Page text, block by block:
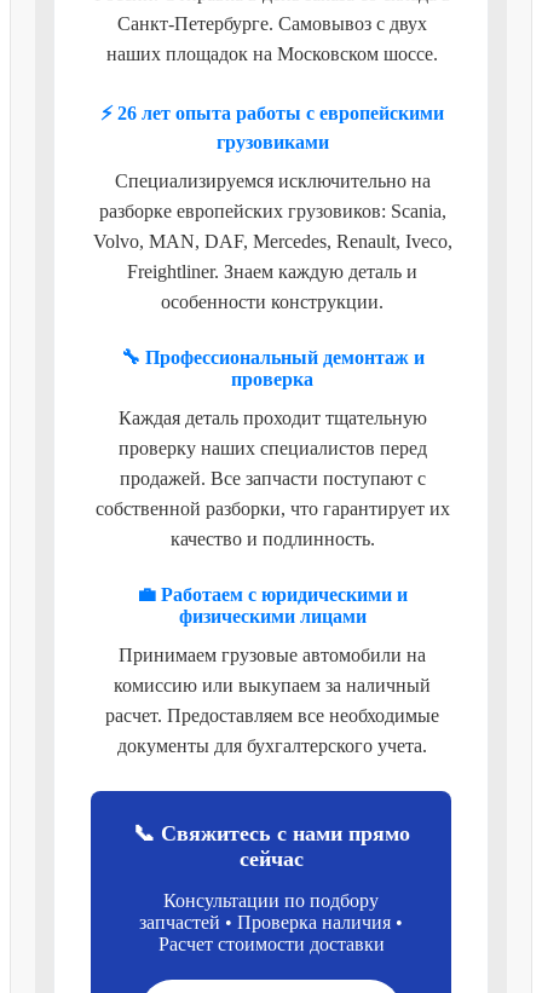
Санкт-Петербурге. Самовывоз с двух
наших площадок на Московском шоссе.
⚡ 26 лет опыта работы с европейскими
грузовиками
Специализируемся исключительно на
разборке европейских грузовиков: Scania,
Volvo, MAN, DAF, Mercedes, Renault, Iveco,
Freightliner. Знаем каждую деталь и
особенности конструкции.
🔧 Профессиональный демонтаж и
проверка
Каждая деталь проходит тщательную
проверку наших специалистов перед
продажей. Все запчасти поступают с
собственной разборки, что гарантирует их
качество и подлинность.
💼 Работаем с юридическими и
физическими лицами
Принимаем грузовые автомобили на
комиссию или выкупаем за наличный
расчет. Предоставляем все необходимые
документы для бухгалтерского учета.
📞 Свяжитесь с нами прямо
сейчас
Консультации по подбору
запчастей • Проверка наличия •
Расчет стоимости доставки